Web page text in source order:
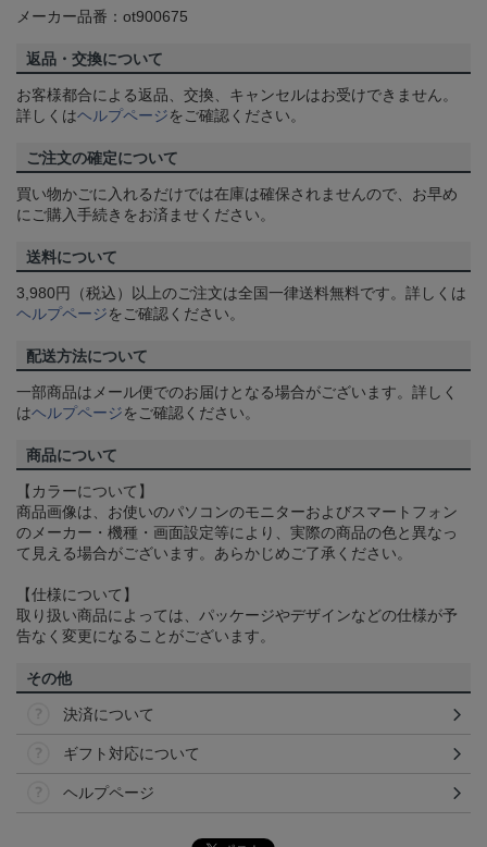
メーカー品番：ot900675
返品・交換について
お客様都合による返品、交換、キャンセルはお受けできません。
詳しくはヘルプページをご確認ください。
ご注文の確定について
買い物かごに入れるだけでは在庫は確保されませんので、お早め
にご購入手続きをお済ませください。
送料について
3,980円（税込）以上のご注文は全国一律送料無料です。詳しくは
ヘルプページをご確認ください。
配送方法について
一部商品はメール便でのお届けとなる場合がございます。詳しく
はヘルプページをご確認ください。
商品について
【カラーについて】
商品画像は、お使いのパソコンのモニターおよびスマートフォン
のメーカー・機種・画面設定等により、実際の商品の色と異なっ
て見える場合がございます。あらかじめご了承ください。
【仕様について】
取り扱い商品によっては、パッケージやデザインなどの仕様が予
告なく変更になることがございます。
その他
決済について
ギフト対応について
ヘルプページ